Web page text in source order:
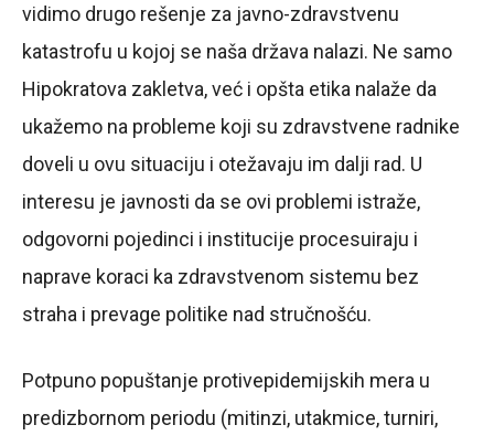
vidimo drugo rešenje za javno-zdravstvenu
katastrofu u kojoj se naša država nalazi. Ne samo
Hipokratova zakletva, već i opšta etika nalaže da
ukažemo na probleme koji su zdravstvene radnike
doveli u ovu situaciju i otežavaju im dalji rad. U
interesu je javnosti da se ovi problemi istraže,
odgovorni pojedinci i institucije procesuiraju i
naprave koraci ka zdravstvenom sistemu bez
straha i prevage politike nad stručnošću.
Potpuno popuštanje protivepidemijskih mera u
predizbornom periodu (mitinzi, utakmice, turniri,